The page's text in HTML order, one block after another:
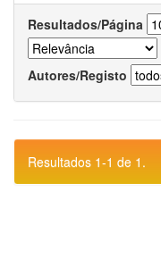
Resultados/Página
Autores/Registo
Resultados 1-1 de 1.